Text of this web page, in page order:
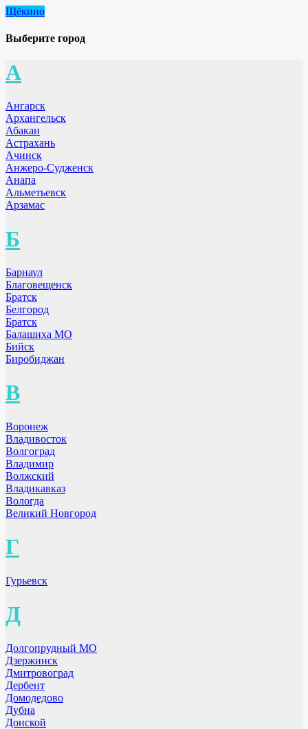
Щёкино
Выберите город
А
Ангарск
Архангельск
Абакан
Астрахань
Ачинск
Анжеро-Судженск
Анапа
Альметьевск
Арзамас
Б
Барнаул
Благовещенск
Братск
Белгород
Братск
Балашиха МО
Бийск
Биробиджан
В
Воронеж
Владивосток
Волгоград
Владимир
Волжский
Владикавказ
Вологда
Великий Новгород
Г
Гурьевск
Д
Долгопрудный МО
Дзержинск
Дмитровоград
Дербент
Домодедово
Дубна
Донской